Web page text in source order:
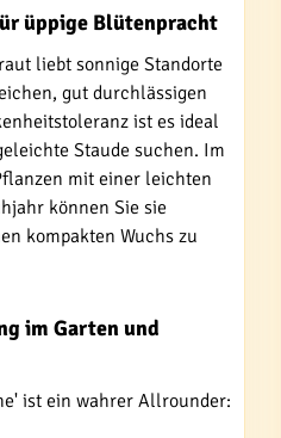
üppige Blütenpracht
liebt sonnige Standorte
gut durchlässigen
ist es ideal
Staude suchen. Im
mit einer leichten
können Sie sie
kompakten Wuchs zu
im Garten und
ist ein wahrer Allrounder: